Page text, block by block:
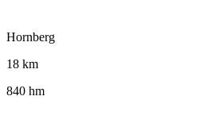
Hornberg
18 km
840 hm